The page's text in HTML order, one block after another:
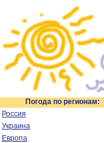
Погода по регионам:
Россия
Украина
Европа